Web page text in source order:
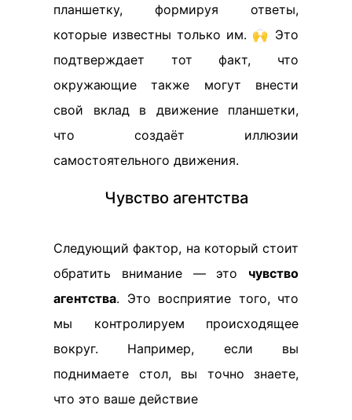
планшетку, формируя ответы,
которые известны только им. 🙌 Это
подтверждает тот факт, что
окружающие также могут внести
свой вклад в движение планшетки,
что создаёт иллюзии
самостоятельного движения.
Чувство агентства
Следующий фактор, на который стоит
обратить внимание — это чувство
агентства. Это восприятие того, что
мы контролируем происходящее
вокруг. Например, если вы
поднимаете стол, вы точно знаете,
что это ваше действие